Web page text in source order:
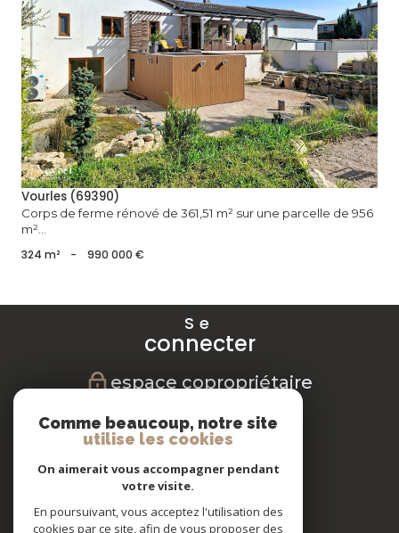
voir le bien
Vourles (69390)
Corps de ferme rénové de 361,51 m² sur une parcelle de 956
m²...
324 m² - 990 000 €
Se
connecter
espace copropriétaire
Nous
suivre
Nous
Comme beaucoup, notre site
utilise les cookies
On aimerait vous accompagner pendant
votre visite.
En poursuivant, vous acceptez l'utilisation des
cookies par ce site, afin de vous proposer des